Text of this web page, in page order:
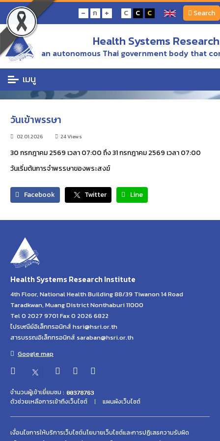
- ก + C C C Search
Health Systems
an autonomous Thai government body that
เมนู
หน้าแรก Calendar of events วันเข้าพรรษา
Calendar of events
วันเข้าพรรษา
02.01.2026 24 Views
30 กรกฎาคม 2569 เวลา 07:00 ถึง 31 กรกฎาคม 2569 เวลา 07:00
วันเริ่มต้นการจำพรรษาของพระสงฆ์
Facebook Twitter Line
Health Systems Research Institute
4th Floor, National Health Building 88/39 Tiwanon 14 Road
Taradkwan, Muang District Nonthaburi 11000
Tel 0 2027 9701 Fax 0 2026 6822
ไปรษณีย์อิเล็กทรอนิกส์ hsri@hsri.or.th
สารบรรณอิเล็กทรอนิกส์ saraban@hsri.or.th
Google map
จำนวนผู้เข้าเยี่ยมชม :
ตัวช่วยเหลือการเข้าถึงเว็บไซต์
แผนผังเว็บไซต์
เงื่อนไขการให้บริการเว็บไซต์นโยบายเว็บไซต์และการปฏิเสธความรับผิด